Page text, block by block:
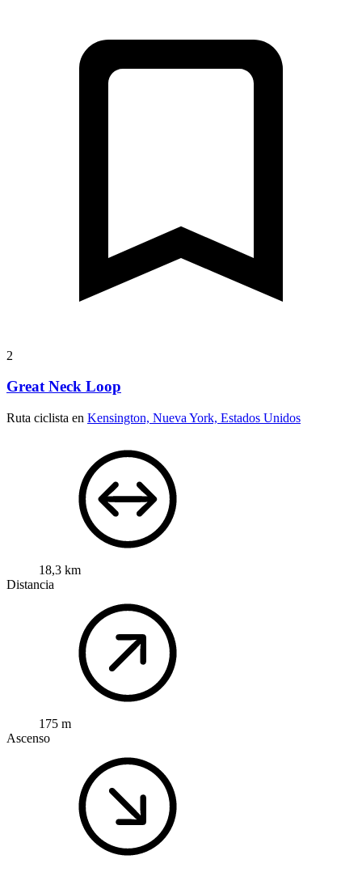
2
Great Neck Loop
Ruta ciclista en Kensington, Nueva York, Estados Unidos
18,3 km
Distancia
175 m
Ascenso